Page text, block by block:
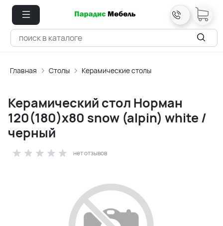
Главная Столы Керамические столы
Керамический стол Норман
120(180)х80 snow (alpin) white /
черный
нет отзывов